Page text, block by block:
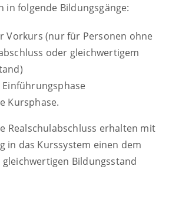
in folgende Bildungsgänge:
Vorkurs (nur für Personen ohne
oder gleichwertigem
Kursphase.
Realschulabschluss erhalten mit
in das Kurssystem einen dem
gleichwertigen Bildungsstand